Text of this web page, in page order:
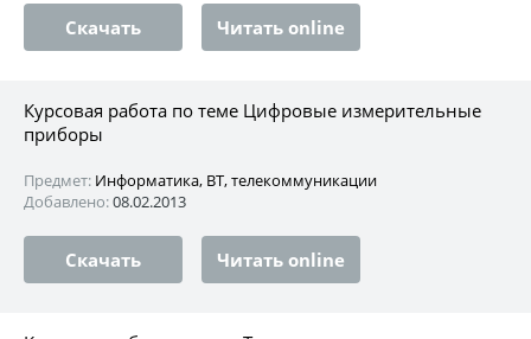
Скачать Читать online
Курсовая работа по теме Цифровые измерительные
приборы
Предмет: Информатика, ВТ, телекоммуникации
Добавлено:08.02.2013
Скачать Читать online